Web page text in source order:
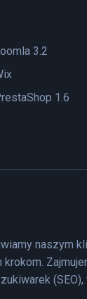
3.2
1.6
naszym